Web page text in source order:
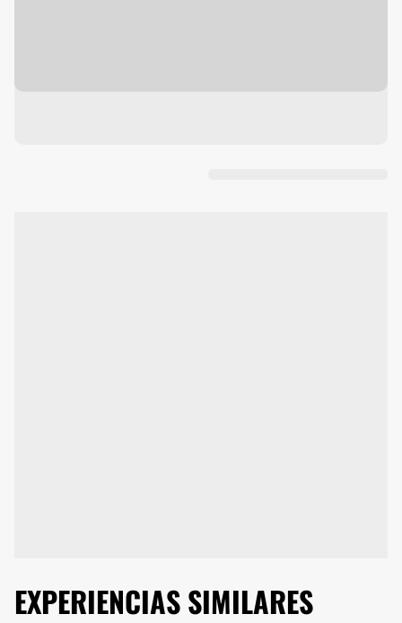
EXPERIENCIAS SIMILARES